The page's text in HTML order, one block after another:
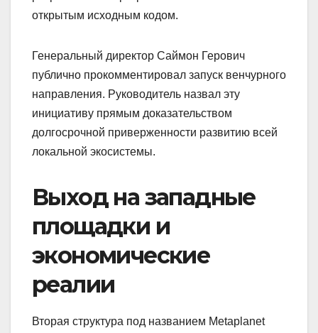
открытым исходным кодом.
Генеральный директор Саймон Герович
публично прокомментировал запуск венчурного
направления. Руководитель назвал эту
инициативу прямым доказательством
долгосрочной приверженности развитию всей
локальной экосистемы.
Выход на западные
площадки и
экономические
реалии
Вторая структура под названием Metaplanet